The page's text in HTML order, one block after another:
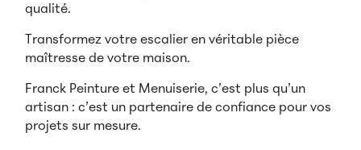
qualité.
Transformez votre escalier en véritable pièce
maîtresse de votre maison.
Franck Peinture et Menuiserie, c’est plus qu’un
artisan : c’est un partenaire de confiance pour vos
projets sur mesure.